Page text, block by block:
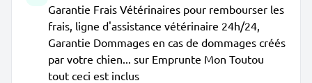
Garantie Frais Vétérinaires pour rembourser les
frais, ligne d'assistance vétérinaire 24h/24,
Garantie Dommages en cas de dommages créés
par votre chien... sur Emprunte Mon Toutou
tout ceci est inclus